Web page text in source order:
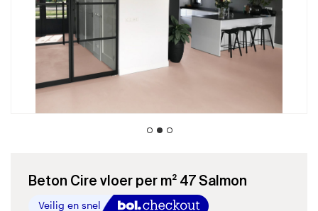
Beton Cire vloer per m² 47 Salmon